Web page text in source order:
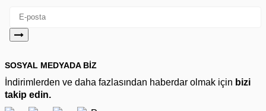
SOSYAL MEDYADA BİZ
İndirimlerden ve daha fazlasından haberdar olmak için bizi
takip edin.